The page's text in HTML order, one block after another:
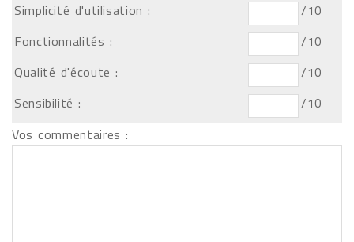
Simplicité d'utilisation :
/10
Fonctionnalités :
/10
Qualité d'écoute :
/10
Sensibilité :
/10
Vos commentaires :